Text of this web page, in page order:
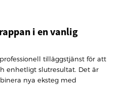
i en vanlig
tilläggstjänst för att
enhetligt slutresultat. Det är
nya eksteg med